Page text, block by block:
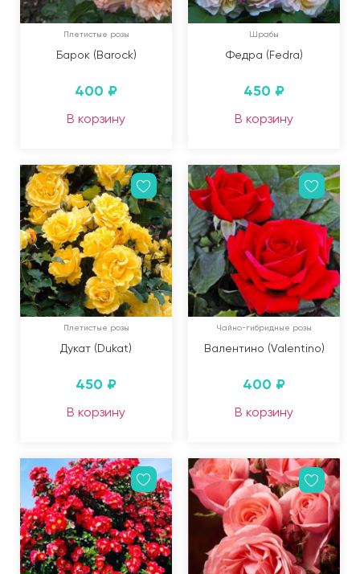
Плетистые розы
Барок (Barock)
400 ₽
В корзину
Шрабы
Федра (Fedra)
450 ₽
В корзину
Плетистые розы
Дукат (Dukat)
450 ₽
В корзину
Чайно-гибридные розы
Валентино (Valentino)
400 ₽
В корзину